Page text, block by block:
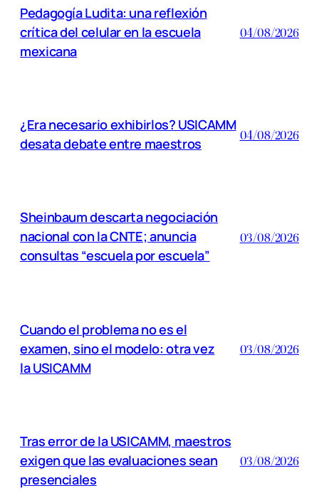
Pedagogía Ludita: una reflexión
crítica del celular en la escuela
mexicana
04/08/2026
¿Era necesario exhibirlos? USICAMM
desata debate entre maestros
04/08/2026
Sheinbaum descarta negociación
nacional con la CNTE; anuncia
consultas “escuela por escuela”
03/08/2026
Cuando el problema no es el
examen, sino el modelo: otra vez
la USICAMM
03/08/2026
Tras error de la USICAMM, maestros
exigen que las evaluaciones sean
presenciales
03/08/2026